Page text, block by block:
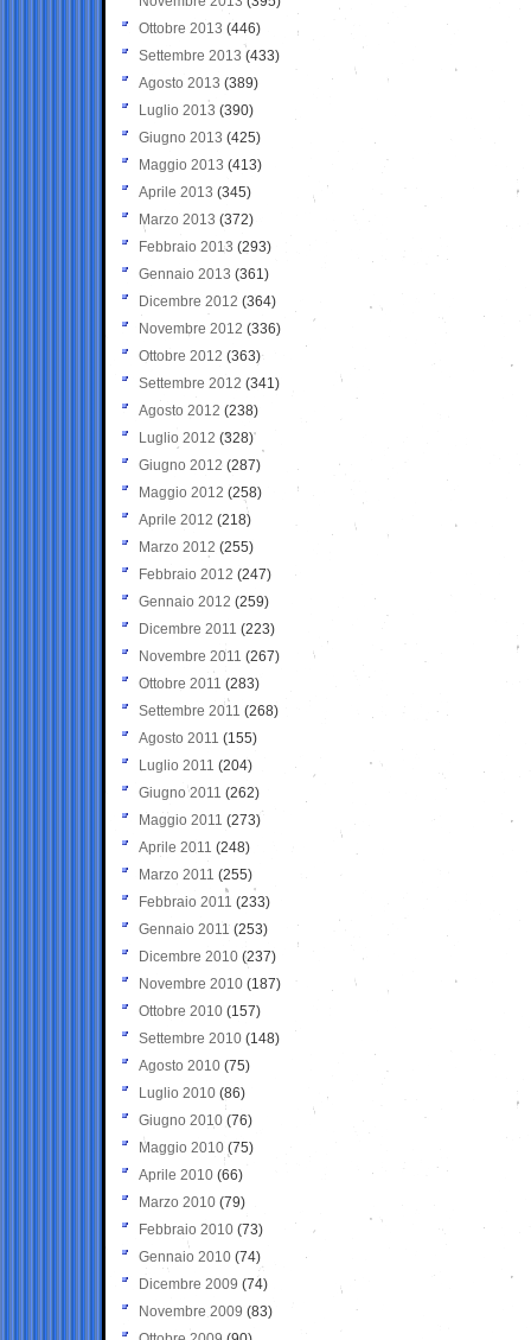
Ottobre 2013 (446)
Settembre 2013 (433)
Agosto 2013 (389)
Luglio 2013 (390)
Giugno 2013 (425)
Maggio 2013 (413)
Aprile 2013 (345)
Marzo 2013 (372)
Febbraio 2013 (293)
Gennaio 2013 (361)
Dicembre 2012 (364)
Novembre 2012 (336)
Ottobre 2012 (363)
Settembre 2012 (341)
Agosto 2012 (238)
Luglio 2012 (328)
Giugno 2012 (287)
Maggio 2012 (258)
Aprile 2012 (218)
Marzo 2012 (255)
Febbraio 2012 (247)
Gennaio 2012 (259)
Dicembre 2011 (223)
Novembre 2011 (267)
Ottobre 2011 (283)
Settembre 2011 (268)
Agosto 2011 (155)
Luglio 2011 (204)
Giugno 2011 (262)
Maggio 2011 (273)
Aprile 2011 (248)
Marzo 2011 (255)
Febbraio 2011 (233)
Gennaio 2011 (253)
Dicembre 2010 (237)
Novembre 2010 (187)
Ottobre 2010 (157)
Settembre 2010 (148)
Agosto 2010 (75)
Luglio 2010 (86)
Giugno 2010 (76)
Maggio 2010 (75)
Aprile 2010 (66)
Marzo 2010 (79)
Febbraio 2010 (73)
Gennaio 2010 (74)
Dicembre 2009 (74)
Novembre 2009 (83)